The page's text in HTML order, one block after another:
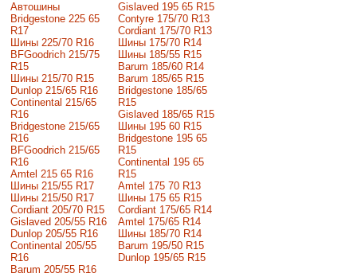
Автошины
Bridgestone 225 65
R17
Шины 225/70 R16
BFGoodrich 215/75
R15
Шины 215/70 R15
Dunlop 215/65 R16
Continental 215/65
R16
Bridgestone 215/65
R16
BFGoodrich 215/65
R16
Amtel 215 65 R16
Шины 215/55 R17
Шины 215/50 R17
Сordiant 205/70 R15
Gislaved 205/55 R16
Dunlop 205/55 R16
Continental 205/55
R16
Barum 205/55 R16
Gislaved 195 65 R15
Contyre 175/70 R13
Cordiant 175/70 R13
Шины 175/70 R14
Шины 185/55 R15
Barum 185/60 R14
Barum 185/65 R15
Bridgestone 185/65
R15
Gislaved 185/65 R15
Шины 195 60 R15
Bridgestone 195 65
R15
Continental 195 65
R15
Amtel 175 70 R13
Шины 175 65 R15
Cordiant 175/65 R14
Amtel 175/65 R14
Шины 185/70 R14
Barum 195/50 R15
Dunlop 195/65 R15